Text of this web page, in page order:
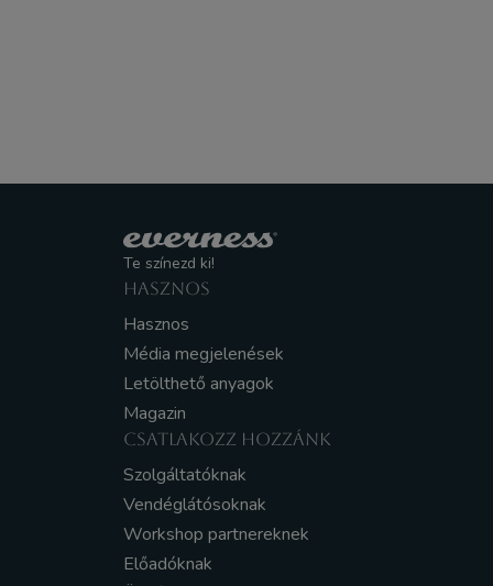
Te színezd ki!
HASZNOS
Hasznos
Média megjelenések
Letölthető anyagok
Magazin
CSATLAKOZZ HOZZÁNK
Szolgáltatóknak
Vendéglátósoknak
Workshop partnereknek
Előadóknak